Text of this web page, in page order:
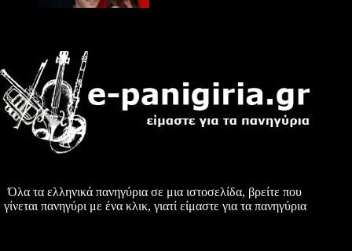
Όλα τα ελληνικά πανηγύρια σε μια ιστοσελίδα, βρείτε που
γίνεται πανηγύρι με ένα κλικ, γιατί είμαστε για τα πανηγύρια